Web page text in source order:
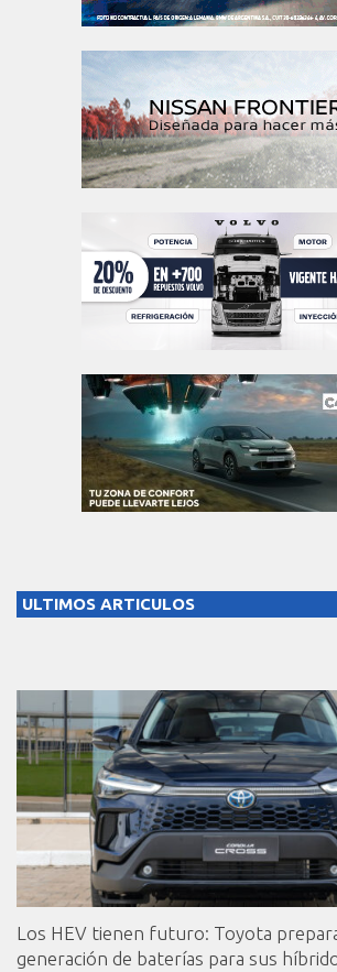
ULTIMOS ARTICULOS
Los HEV tienen futuro: Toyota
generación de baterías para sus